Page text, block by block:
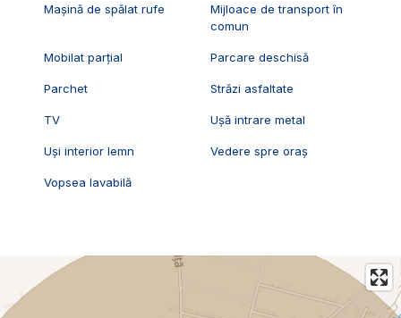
Mașină de spălat rufe
Mijloace de transport în
comun
Mobilat parțial Parcare deschisă
Parchet Străzi asfaltate
TV Ușă intrare metal
Uși interior lemn Vedere spre oraș
Vopsea lavabilă